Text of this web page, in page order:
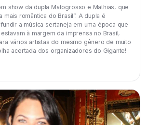
show da dupla Matogrosso e Mathias, que
mais romântica do Brasil”. A dupla é
a música sertaneja em uma época que
estavam à margem da imprensa no Brasil,
vários artistas do mesmo gênero de muito
acertada dos organizadores do Gigante!